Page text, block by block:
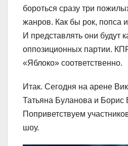
бороться сразу три
жанров. Как бы рок, попса
И представлять они будут
оппозиционных партии.
«Яблоко» соответственно.
Итак. Сегодня на арене
Татьяна Буланова и Борис
Поприветствуем
шоу.